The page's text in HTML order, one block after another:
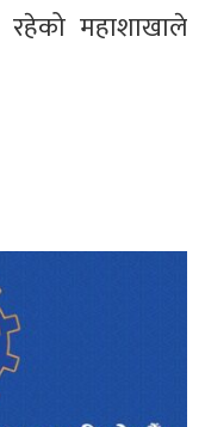
रहेको महाशाखाले